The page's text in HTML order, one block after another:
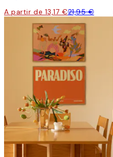
A partir de 13,17 €21,95 €